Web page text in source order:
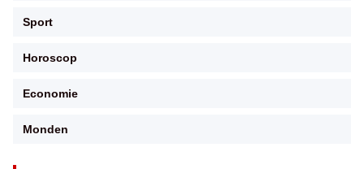
Sport
Horoscop
Economie
Monden